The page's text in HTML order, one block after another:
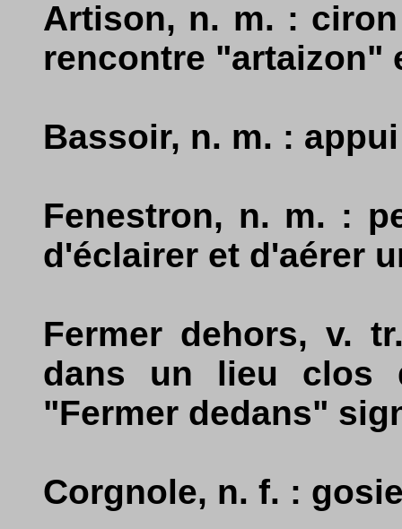
Artison, n. m. :
rencontre "artaizon"
Bassoir, n. m. :
Fenestron, n. m. :
d'éclairer et d'aérer
Fermer dehors, v.
dans un lieu clos
"Fermer dedans"
Corgnole, n. f. :